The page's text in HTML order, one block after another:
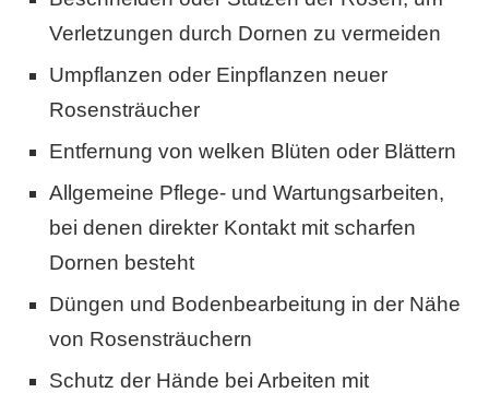
Verletzungen durch Dornen zu vermeiden
Umpflanzen oder Einpflanzen neuer
Rosensträucher
Entfernung von welken Blüten oder Blättern
Allgemeine Pflege- und Wartungsarbeiten,
bei denen direkter Kontakt mit scharfen
Dornen besteht
Düngen und Bodenbearbeitung in der Nähe
von Rosensträuchern
Schutz der Hände bei Arbeiten mit